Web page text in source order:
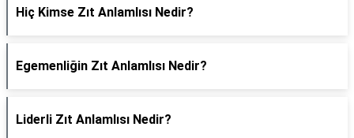
Hiç Kimse Zıt Anlamlısı Nedir?
Egemenliğin Zıt Anlamlısı Nedir?
Liderli Zıt Anlamlısı Nedir?